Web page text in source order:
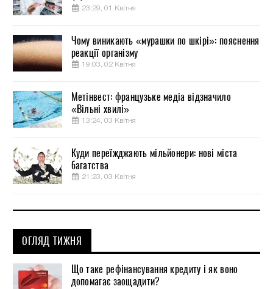
23:29, 01 Квітня
Чому виникають «мурашки по шкірі»: пояснення
реакції організму
19:03, 02 Квітня
Метінвест: французьке медіа відзначило
«Вільні хвилі»
13:24, 03 Квітня
Куди переїжджають мільйонери: нові міста
багатства
21:23, 03 Квітня
ОГЛЯД ТИЖНЯ
Що таке рефінансування кредиту і як воно
допомагає заощадити?